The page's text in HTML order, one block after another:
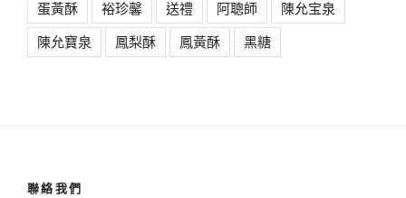
蛋黃酥
裕珍馨 送禮 阿聰師
陳允宝泉
陳允寶泉
鳳梨酥 鳳黃酥 黑糖
聯絡我們